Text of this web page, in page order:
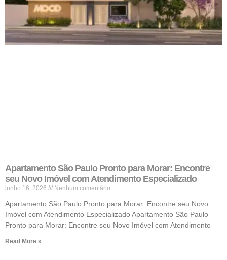
Apartamento São Paulo Pronto para Morar: Encontre
seu Novo Imóvel com Atendimento Especializado
junho 16, 2026 Nenhum comentário
Apartamento São Paulo Pronto para Morar: Encontre seu Novo
Imóvel com Atendimento Especializado Apartamento São Paulo
Pronto para Morar: Encontre seu Novo Imóvel com Atendimento
Read More »